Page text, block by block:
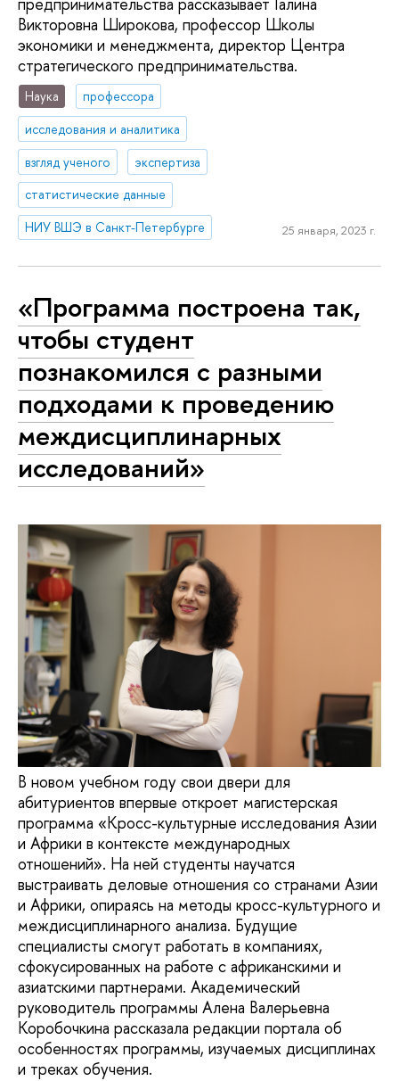
Викторовна Широкова, профессор Школы
экономики и менеджмента, директор Центра
стратегического предпринимательства.
Наука
профессора
исследования и аналитика
взгляд ученого
экспертиза
статистические данные
НИУ ВШЭ в Санкт-Петербурге
25 января, 2023 г.
«Программа построена так,
чтобы студент
познакомился с разными
подходами к проведению
междисциплинарных
исследований»
В новом учебном году свои двери для
абитуриентов впервые откроет магистерская
программа «Кросс-культурные исследования Азии
и Африки в контексте международных
отношений». На ней студенты научатся
выстраивать деловые отношения со странами Азии
и Африки, опираясь на методы кросс-культурного и
междисциплинарного анализа. Будущие
специалисты смогут работать в компаниях,
сфокусированных на работе с африканскими и
азиатскими партнерами. Академический
руководитель программы Алена Валерьевна
Коробочкина рассказала редакции портала об
особенностях программы, изучаемых дисциплинах
и треках обучения.